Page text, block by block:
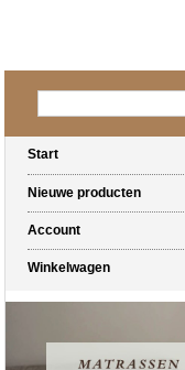
Start
Nieuwe producten
Account
Winkelwagen